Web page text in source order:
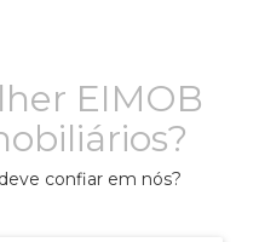
EIMOB
confiar em nós?